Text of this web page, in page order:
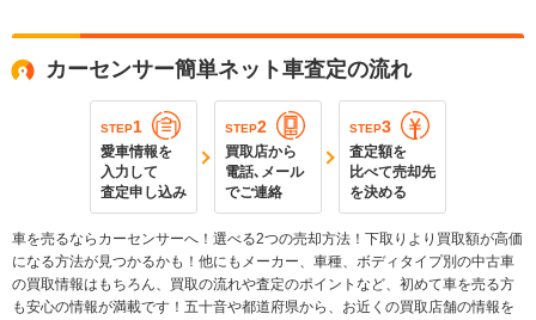
カーセンサー簡単ネット車査定の流れ
STEP1
愛車情報を
入力して
査定申し込み
STEP2
買取店から
電話､メール
でご連絡
STEP3
査定額を
比べて売却先
を決める
車を売るならカーセンサーへ！選べる2つの売却方法！下取りより買取額が高価
になる方法が見つかるかも！他にもメーカー、車種、ボディタイプ別の中古車
の買取情報はもちろん、買取の流れや査定のポイントなど、初めて車を売る方
も安心の情報が満載です！五十音や都道府県から、お近くの買取店舗の情報を